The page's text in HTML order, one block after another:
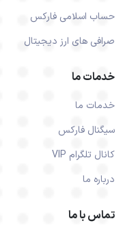
حساب اسلامی فارکس
صرافی های ارز دیجیتال
خدمات ما
خدمات ما
سیگنال فارکس
کانال تلگرام VIP
درباره ما
تماس با ما